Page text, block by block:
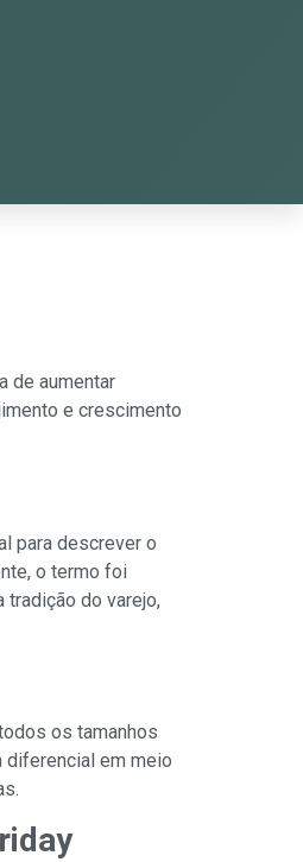
de aumentar
e crescimento
para descrever o
o termo foi
tradição do varejo,
os tamanhos
diferencial em meio